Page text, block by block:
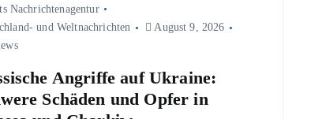
Nachrichtenagentur
und Weltnachrichten
August 9, 2026
Angriffe auf Ukraine:
Schäden und Opfer in